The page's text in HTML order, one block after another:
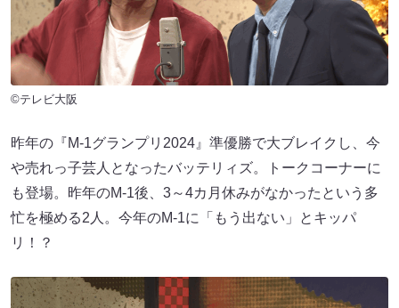
©テレビ大阪
昨年の『M-1グランプリ2024』準優勝で大ブレイクし、今
や売れっ子芸人となったバッテリィズ。トークコーナーに
も登場。昨年のM-1後、3～4カ月休みがなかったという多
忙を極める2人。今年のM-1に「もう出ない」とキッパ
リ！？